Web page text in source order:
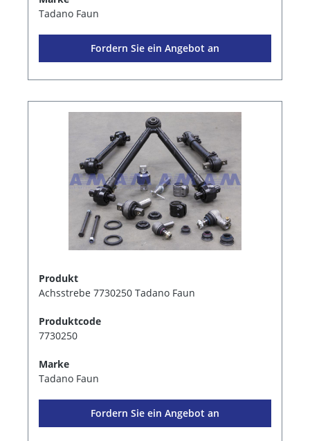
Tadano Faun
Fordern Sie ein Angebot an
Produkt
Achsstrebe 7730250 Tadano Faun
Produktcode
7730250
Marke
Tadano Faun
Fordern Sie ein Angebot an